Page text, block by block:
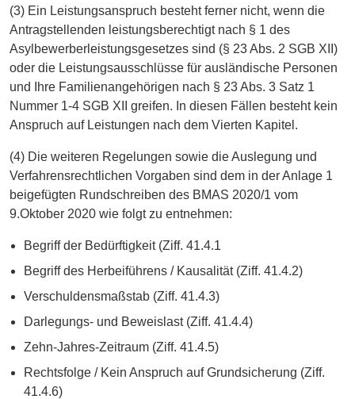
(3) Ein Leistungsanspruch besteht ferner nicht, wenn die
Antragstellenden leistungsberechtigt nach § 1 des
Asylbewerberleistungsgesetzes sind (§ 23 Abs. 2 SGB XII)
oder die Leistungsausschlüsse für ausländische Personen
und Ihre Familienangehörigen nach § 23 Abs. 3 Satz 1
Nummer 1-4 SGB XII greifen. In diesen Fällen besteht kein
Anspruch auf Leistungen nach dem Vierten Kapitel.
(4) Die weiteren Regelungen sowie die Auslegung und
Verfahrensrechtlichen Vorgaben sind dem in der Anlage 1
beigefügten Rundschreiben des BMAS 2020/1 vom
9.Oktober 2020 wie folgt zu entnehmen:
Begriff der Bedürftigkeit (Ziff. 41.4.1
Begriff des Herbeiführens / Kausalität (Ziff. 41.4.2)
Verschuldensmaßstab (Ziff. 41.4.3)
Darlegungs- und Beweislast (Ziff. 41.4.4)
Zehn-Jahres-Zeitraum (Ziff. 41.4.5)
Rechtsfolge / Kein Anspruch auf Grundsicherung (Ziff.
41.4.6)